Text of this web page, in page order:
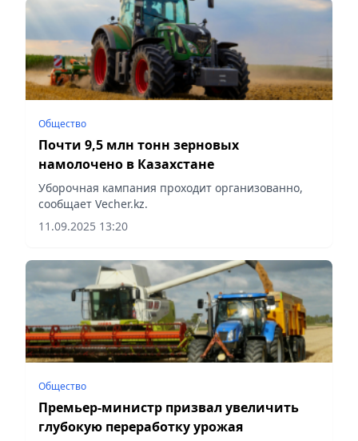
Общество
Почти 9,5 млн тонн зерновых
намолочено в Казахстане
Уборочная кампания проходит организованно,
сообщает Vecher.kz.
11.09.2025 13:20
Общество
Премьер-министр призвал увеличить
глубокую переработку урожая